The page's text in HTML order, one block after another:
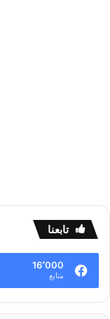
تابعنا
16٬000
متابع